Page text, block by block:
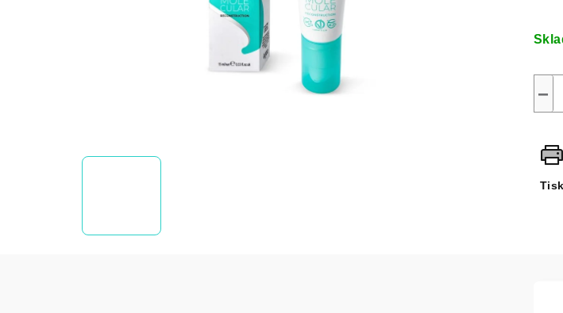
cena:
−
Tisk